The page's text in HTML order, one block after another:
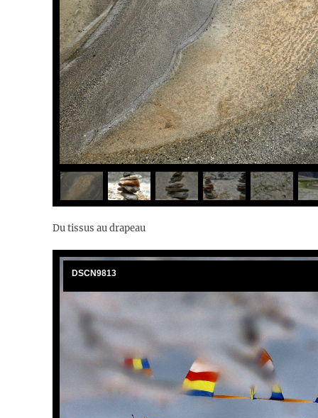
Du tissus au drapeau
DSCN9743